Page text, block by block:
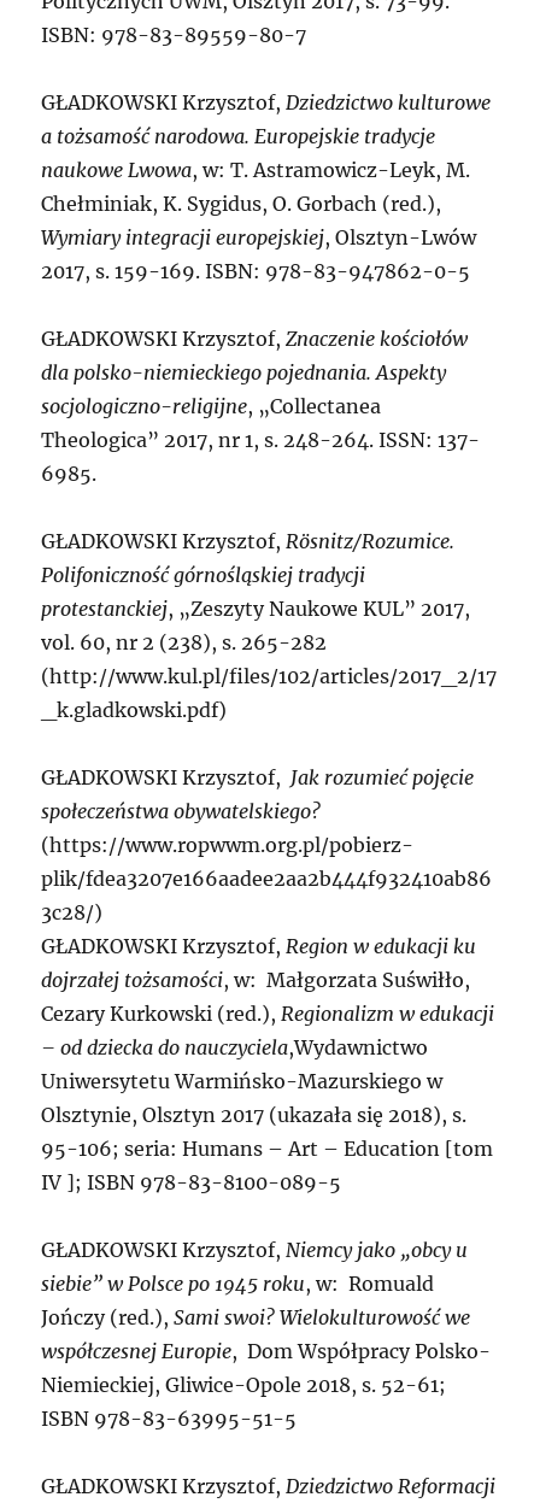
ISBN: 978-83-89559-80-7
GŁADKOWSKIKrzysztof, Dziedzictwo kulturowe
a tożsamość narodowa. Europejskie tradycje
naukowe Lwowa, w: T. Astramowicz-Leyk, M.
Chełminiak, K. Sygidus, O. Gorbach (red.),
Wymiary integracji europejskiej, Olsztyn-Lwów
2017, s. 159-169. ISBN: 978-83-947862-0-5
GŁADKOWSKIKrzysztof, Znaczenie kościołów
dla polsko-niemieckiego pojednania. Aspekty
socjologiczno-religijne, „Collectanea
Theologica” 2017, nr 1, s. 248-264. ISSN: 137-
6985.
GŁADKOWSKIKrzysztof, Rösnitz/Rozumice.
Polifoniczność górnośląskiej tradycji
protestanckiej, „Zeszyty Naukowe KUL” 2017,
vol. 60, nr 2 (238), s. 265-282
(http://www.kul.pl/files/102/articles/2017_2/17
_k.gladkowski.pdf)
GŁADKOWSKIKrzysztof, Jak rozumiećpojęcie
społeczeństwa obywatelskiego?
(https://www.ropwwm.org.pl/pobierz-
plik/fdea3207e166aadee2aa2b444f932410ab86
3c28/)
GŁADKOWSKIKrzysztof, Region w edukacji ku
dojrzałej tożsamości, w: Małgorzata Suświłło,
Cezary Kurkowski (red.),Regionalizm w edukacji
– od dziecka do nauczyciela,Wydawnictwo
Uniwersytetu Warmińsko-Mazurskiego w
Olsztynie, Olsztyn 2017 (ukazała się 2018), s.
95-106; seria: Humans – Art – Education [tom
IV ]; ISBN 978-83-8100-089-5
GŁADKOWSKIKrzysztof, Niemcy jako „obcy u
siebie” w Polsce po 1945 roku, w: Romuald
Jończy (red.),Sami swoi? Wielokulturowość we
współczesnej Europie, Dom Współpracy Polsko-
Niemieckiej, Gliwice-Opole 2018, s. 52-61;
ISBN 978-83-63995-51-5
GŁADKOWSKIKrzysztof, Dziedzictwo Reformacji